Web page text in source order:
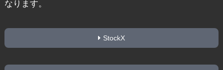
なります。
StockX